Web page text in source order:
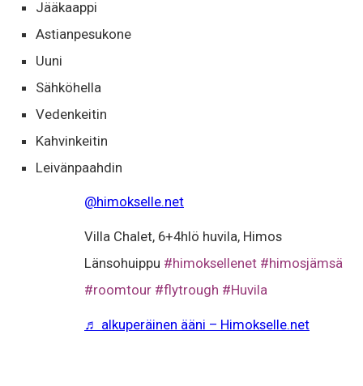
Jääkaappi
Astianpesukone
Uuni
Sähköhella
Vedenkeitin
Kahvinkeitin
Leivänpaahdin
@himokselle.net
Villa Chalet, 6+4hlö huvila, Himos
Länsohuippu #himoksellenet #himosjämsä
#roomtour #flytrough #Huvila
♬ alkuperäinen ääni – Himokselle.net